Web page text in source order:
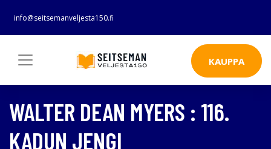
info@seitsemanveljesta150.fi
KAUPPA
WALTER DEAN MYERS : 116.
KADUN JENGI